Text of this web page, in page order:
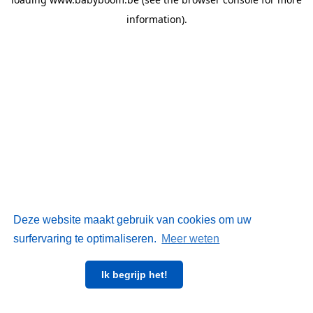
Deze website maakt gebruik van cookies om uw
surfervaring te optimaliseren. Meer weten
Ik begrijp het!
information).